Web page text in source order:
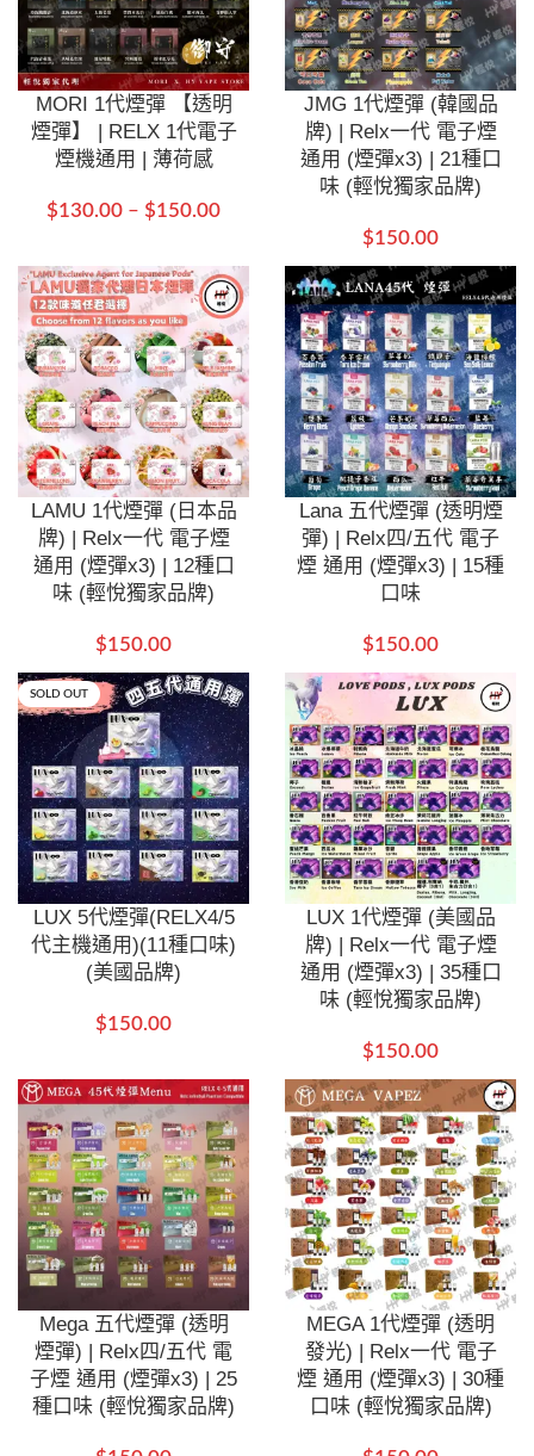
MORI 1代煙彈 【透明
煙彈】 | RELX 1代電子
煙機通用 | 薄荷感
$130.00 – $150.00
JMG 1代煙彈 (韓國品
牌) | Relx一代 電子煙
通用 (煙彈x3) | 21種口
味 (輕悅獨家品牌)
$150.00
LAMU 1代煙彈 (日本品
牌) | Relx一代 電子煙
通用 (煙彈x3) | 12種口
味 (輕悅獨家品牌)
$150.00
Lana 五代煙彈 (透明煙
彈) | Relx四/五代 電子
煙 通用 (煙彈x3) | 15種
口味
$150.00
SOLD OUT
LUX 5代煙彈(RELX4/5
代主機通用)(11種口味)
(美國品牌)
$150.00
LUX 1代煙彈 (美國品
牌) | Relx一代 電子煙
通用 (煙彈x3) | 35種口
味 (輕悅獨家品牌)
$150.00
Mega 五代煙彈 (透明
煙彈) | Relx四/五代 電
子煙 通用 (煙彈x3) | 25
種口味 (輕悅獨家品牌)
MEGA 1代煙彈 (透明
發光) | Relx一代 電子
煙 通用 (煙彈x3) | 30種
口味 (輕悅獨家品牌)